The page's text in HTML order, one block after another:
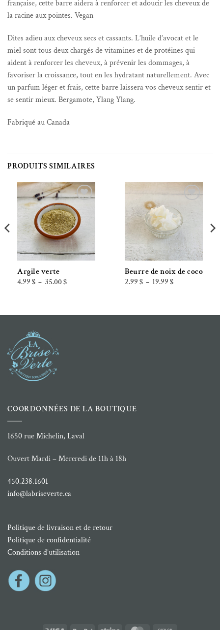
française, cette barre aidera à renforcer et adoucir les cheveux de
la racine aux pointes. Vegan
Dites adieu aux cheveux secs et cassants. L’huile d’avocat et le
miel sont tous deux chargés de vitamines et de protéines qui
aident à renforcer les cheveux, à prévenir les dommages, à
favoriser la croissance, tout en les hydratant naturellement. Avec
un parfum léger et frais, cette barre laissera vos cheveux sentir et
se sentir mieux. Bergamote, Ylang Ylang.
Fabriqué au Canada
PRODUITS SIMILAIRES
Ajouter à la liste de souhaits
Argile verte
4.99 $ – 35.00$Plage
Ajouter à la liste de souhaits
Beurre de noix de coco
2.99 $ – 19.99 $Plage
COORDONNÉES DE LA BOUTIQUE
1650 rue Michelin, Laval
Ouvert Mardi – Mercredi de 11h à 18h
450.238.1601
info@labriseverte.ca
Politique de livraison et de retour
Politique de confidentialité
Conditions d’utilisation